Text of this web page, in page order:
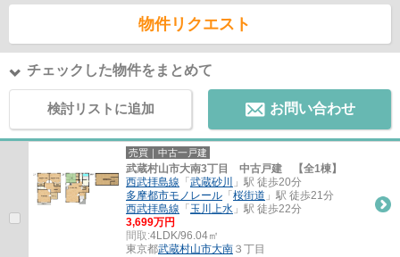
物件リクエスト
チェックした物件をまとめて
検討リストに追加 お問い合わせ
売買｜中古一戸建
武蔵村山市大南3丁目 中古戸建 【全1棟】
西武拝島線 「 武蔵砂川
」駅 徒歩20分
多摩都市モノレール 「 桜街道 」駅 徒歩21分
西武拝島線 「 玉川上水 」駅 徒歩22分
3,699万円
間取:4LDK/96.04㎡
東京都武蔵村山市大南 ３丁目